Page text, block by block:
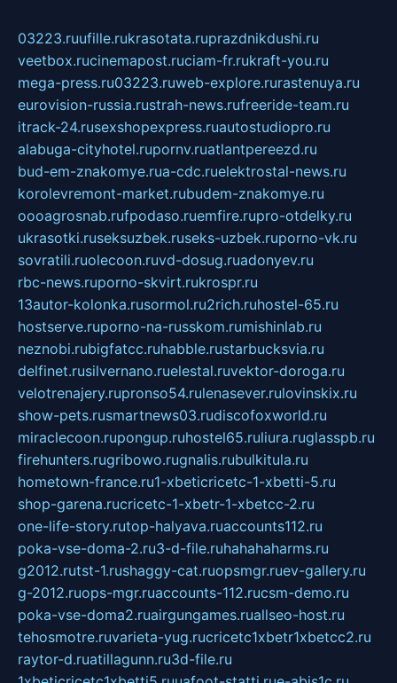
03223.ruufille.rukrasotata.ruprazdnikdushi.ru
veetbox.rucinemapost.ruciam-fr.rukraft-you.ru
mega-press.ru03223.ruweb-explore.rurastenuya.ru
eurovision-russia.rustrah-news.rufreeride-team.ru
itrack-24.rusexshopexpress.ruautostudiopro.ru
alabuga-cityhotel.rupornv.ruatlantpereezd.ru
bud-em-znakomye.rua-cdc.ruelektrostal-news.ru
korolevremont-market.rubudem-znakomye.ru
oooagrosnab.rufpodaso.ruemfire.rupro-otdelky.ru
ukrasotki.ruseksuzbek.ruseks-uzbek.ruporno-vk.ru
sovratili.ruolecoon.ruvd-dosug.ruadonyev.ru
rbc-news.ruporno-skvirt.rukrospr.ru
13autor-kolonka.rusormol.ru2rich.ruhostel-65.ru
hostserve.ruporno-na-russkom.rumishinlab.ru
neznobi.rubigfatcc.ruhabble.rustarbucksvia.ru
delfinet.rusilvernano.ruelestal.ruvektor-doroga.ru
velotrenajery.rupronso54.rulenasever.rulovinskix.ru
show-pets.rusmartnews03.rudiscofoxworld.ru
miraclecoon.rupongup.ruhostel65.ruliura.ruglasspb.ru
firehunters.rugribowo.rugnalis.rubulkitula.ru
hometown-france.ru1-xbeticricetc-1-xbetti-5.ru
shop-garena.rucricetc-1-xbetr-1-xbetcc-2.ru
one-life-story.rutop-halyava.ruaccounts112.ru
poka-vse-doma-2.ru3-d-file.ruhahahaharms.ru
g2012.rutst-1.rushaggy-cat.ruopsmgr.ruev-gallery.ru
g-2012.ruops-mgr.ruaccounts-112.rucsm-demo.ru
poka-vse-doma2.ruairgungames.ruallseo-host.ru
tehosmotre.ruvarieta-yug.rucricetc1xbetr1xbetcc2.ru
raytor-d.ruatillagunn.ru3d-file.ru